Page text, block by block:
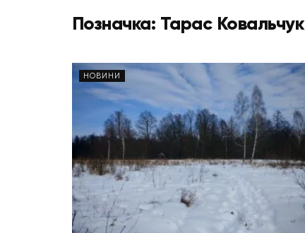
Позначка: Тарас Ковальчук
НОВИНИ